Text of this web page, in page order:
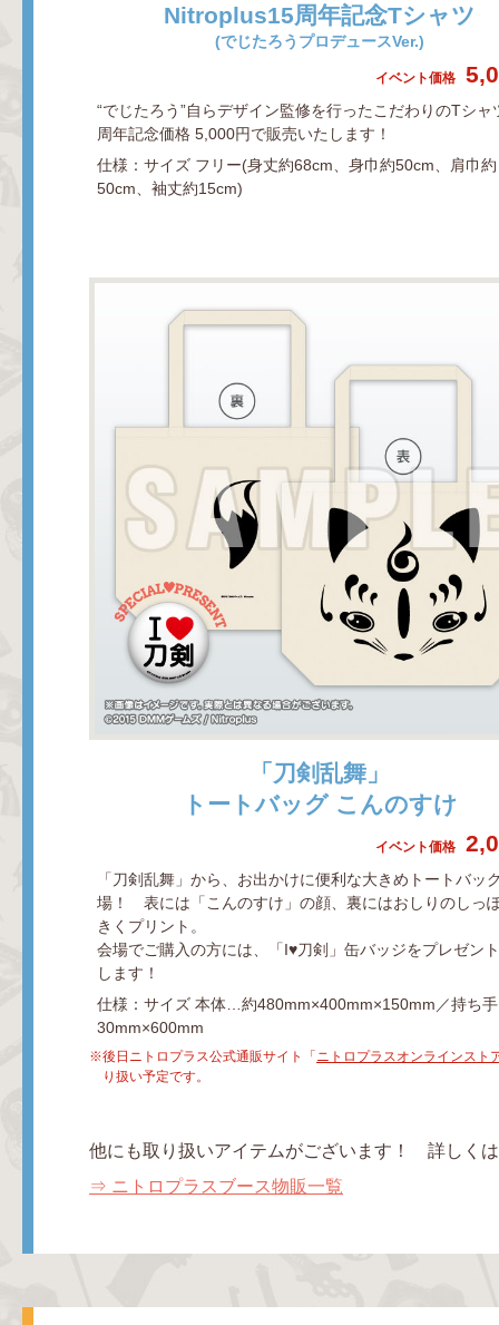
Nitroplus15周年記念Tシャツ
(でじたろうプロデュースVer.)
イベント価格
“でじたろう”自らデザイン監修を行ったこだわりのTシャ
周年記念価格 5,000円で販売いたします！
仕様：サイズ フリー(身丈約68cm、身巾約50cm、肩巾約
50cm、袖丈約15cm)
「刀剣乱舞」
トートバッグ こんのすけ
イベント価格
「刀剣乱舞」から、お出かけに便利な大きめトートバッ
場！ 表には「こんのすけ」の顔、裏にはおしりのしっ
きくプリント。
会場でご購入の方には、「I♥刀剣」缶バッジをプレゼン
します！
仕様：サイズ 本体…約480mm×400mm×150mm／持ち
30mm×600mm
後日ニトロプラス公式通販サイト「 ニトロプラスオンラインスト
り扱い予定です。
他にも取り扱いアイテムがございます！ 詳しくは
⇒ ニトロプラスブース物販一覧